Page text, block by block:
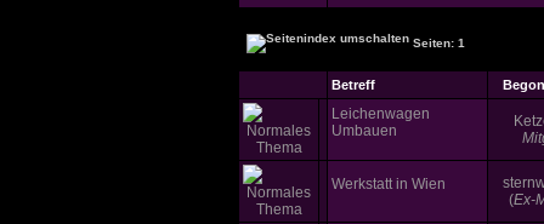
Seiten: 1
Betreff
Leichenwagen
Umbauen
Werkstatt in Wien
(Ex-